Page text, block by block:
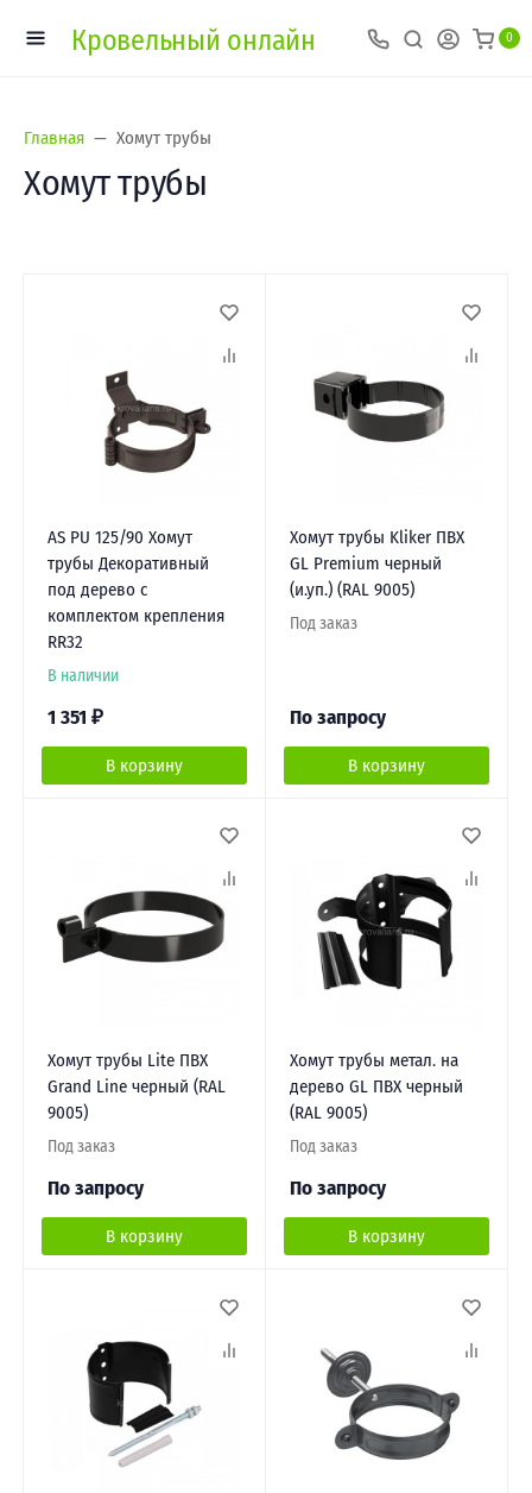
Кровельный онлайн 0
Главная Хомут трубы
Хомут трубы
AS PU 125/90 Хомут
трубы Декоративный
под дерево с
комплектом крепления
RR32
В наличии
1 351 ₽
В корзину
Хомут трубы Kliker ПВХ
GL Premium черный
(и.уп.) (RAL 9005)
Под заказ
По запросу
В корзину
Хомут трубы Lite ПВХ
Grand Line черный (RAL
9005)
Под заказ
По запросу
В корзину
Хомут трубы метал. на
дерево GL ПВХ черный
(RAL 9005)
Под заказ
По запросу
В корзину